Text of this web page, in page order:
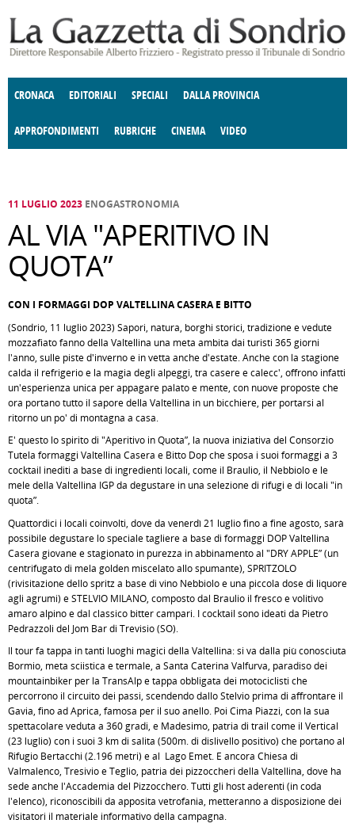
CRONACA EDITORIALI SPECIALI DALLA PROVINCIA
APPROFONDIMENTI
E SPETTACOLI POLITICA
RUBRICHE
DELLE IDEE FATTI DELLO SPIRITO CCCVA
CINEMA VIDEO
11 LUGLIO 2023 ENOGASTRONOMIA
AL VIA "APERITIVO IN
QUOTA”
CON I FORMAGGI DOP VALTELLINA CASERA E BITTO
(Sondrio, 11 luglio 2023) Sapori, natura, borghi storici, tradizione e vedute
mozzafiato fanno della Valtellina una meta ambita dai turisti 365 giorni
l'anno, sulle piste d'inverno e in vetta anche d'estate. Anche con la stagione
calda il refrigerio e la magia degli alpeggi, tra casere e calecc', offrono infatti
un'esperienza unica per appagare palato e mente, con nuove proposte che
ora portano tutto il sapore della Valtellina in un bicchiere, per portarsi al
ritorno un po' di montagna a casa.
E' questo lo spirito di "Aperitivo in Quota”, la nuova iniziativa del Consorzio
Tutela formaggi Valtellina Casera e Bitto Dop che sposa i suoi formaggi a 3
cocktail inediti a base di ingredienti locali, come il Braulio, il Nebbiolo e le
mele della Valtellina IGP da degustare in una selezione di rifugi e di locali "in
quota”.
Quattordici i locali coinvolti, dove da venerdì 21 luglio fino a fine agosto, sarà
possibile degustare lo speciale tagliere a base di formaggi DOP Valtellina
Casera giovane e stagionato in purezza in abbinamento al "DRY APPLE” (un
centrifugato di mela golden miscelato allo spumante), SPRITZOLO
(rivisitazione dello spritz a base di vino Nebbiolo e una piccola dose di liquore
agli agrumi) e STELVIO MILANO, composto dal Braulio il fresco e volitivo
amaro alpino e dal classico bitter campari. I cocktail sono ideati da Pietro
Pedrazzoli del Jom Bar di Trevisio (SO).
Il tour fa tappa in tanti luoghi magici della Valtellina: si va dalla più conosciuta
Bormio, meta sciistica e termale, a Santa Caterina Valfurva, paradiso dei
mountainbiker per la TransAlp e tappa obbligata dei motociclisti che
percorrono il circuito dei passi, scendendo dallo Stelvio prima di affrontare il
Gavia, fino ad Aprica, famosa per il suo anello. Poi Cima Piazzi, con la sua
spettacolare veduta a 360 gradi, e Madesimo, patria di trail come il Vertical
(23 luglio) con i suoi 3 km di salita (500m. di dislivello positivo) che portano al
Rifugio Bertacchi (2.196 metri) e al Lago Emet. E ancora Chiesa di
Valmalenco, Tresivio e Teglio, patria dei pizzoccheri della Valtellina, dove ha
sede anche l'Accademia del Pizzocchero. Tutti gli host aderenti (in coda
l'elenco), riconoscibili da apposita vetrofania, metteranno a disposizione dei
visitatori il materiale informativo della campagna.